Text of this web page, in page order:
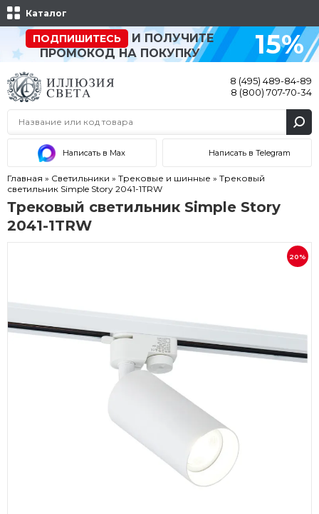
Каталог
ПОДПИШИТЕСЬ
И ПОЛУЧИТЕ
ПРОМОКОД НА ПОКУПКУ
15%
8 (495) 489-84-89
8 (800) 707-70-34
Написать в Max Написать в Telegram
Главная » Светильники » Трековые и шинные » Трековый
светильник Simple Story 2041-1TRW
Трековый светильник Simple Story
2041-1TRW
20%